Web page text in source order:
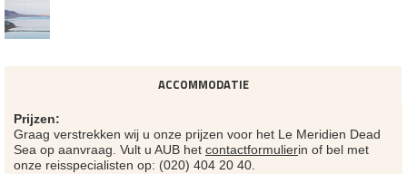
ACCOMMODATIE
Prijzen:
Graag verstrekken wij u onze prijzen voor het Le Meridien Dead
Sea op aanvraag. Vult u AUB het contactformulierin of bel met
onze reisspecialisten op: (020) 404 20 40.